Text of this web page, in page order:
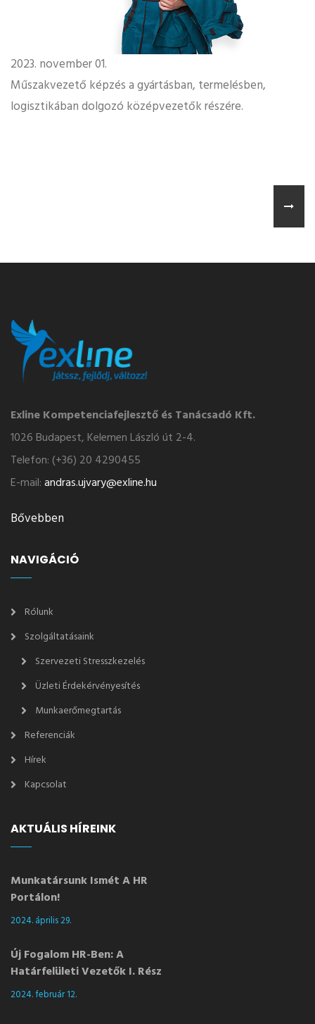
2023. november 01.
Műszakvezető képzés a gyártásban, termelésben,
logisztikában dolgozó középvezetők részére.
Exline Kompetenciafejlesztő és Tanácsadó Kft.
1026 Budapest, Kelemen László út 2-4.
Telefon: (+36) 20 4290455
E-mail:andras.ujvary@exline.hu
Bővebben
NAVIGÁCIÓ
Rólunk
Szolgáltatásaink
Szervezeti Stresszkezelés
Üzleti Érdekérvényesítés
Munkaerőmegtartás
Referenciák
Hírek
Kapcsolat
AKTUÁLIS HÍREINK
Munkatársunk Ismét A HR
Portálon!
2024. április 29.
Új Fogalom HR-Ben: A
Határfelületi Vezetők I. Rész
2024. február 12.